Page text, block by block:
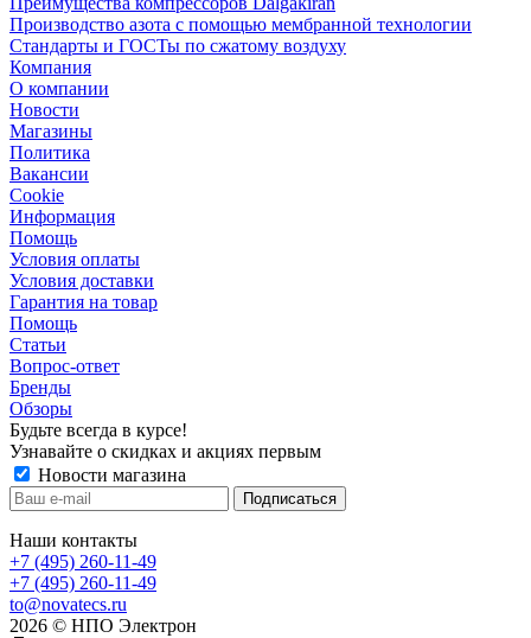
Производство азота с помощью мембранной технологии
Стандарты и ГОСТы по сжатому воздуху
Компания
О компании
Новости
Магазины
Политика
Вакансии
Сookie
Информация
Помощь
Условия оплаты
Условия доставки
Гарантия на товар
Помощь
Статьи
Вопрос-ответ
Бренды
Обзоры
Будьте всегда в курсе!
Узнавайте о скидках и акциях первым
Новости магазина
Наши контакты
+7 (495) 260-11-49
+7 (495) 260-11-49
to@novatecs.ru
2026 © НПО Электрон